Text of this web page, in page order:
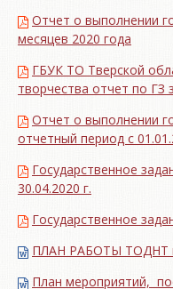
Отчет о выполнении
месяцев 2020 года
ГБУК ТО Тверской
творчества отчет по ГЗ
Отчет о выполнении
отчетный период с
Государственное
30.04.2020 г.
Государственное
ПЛАН РАБОТЫ ТОДНТ
План мероприятий,